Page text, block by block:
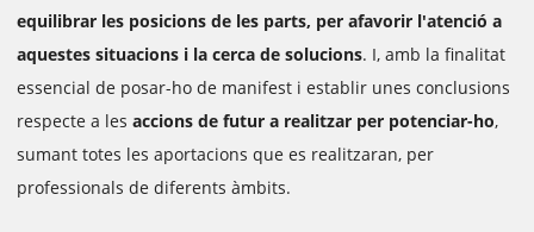
equilibrar les posicions de les parts, per afavorir l'atenció a
aquestes situacions i la cerca de solucions. I, amb la finalitat
essencial de posar-ho de manifest i establir unes conclusions
respecte a les accions de futur a realitzar per potenciar-ho,
sumant totes les aportacions que es realitzaran, per
professionals de diferents àmbits.